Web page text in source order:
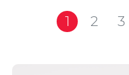
1 2 3